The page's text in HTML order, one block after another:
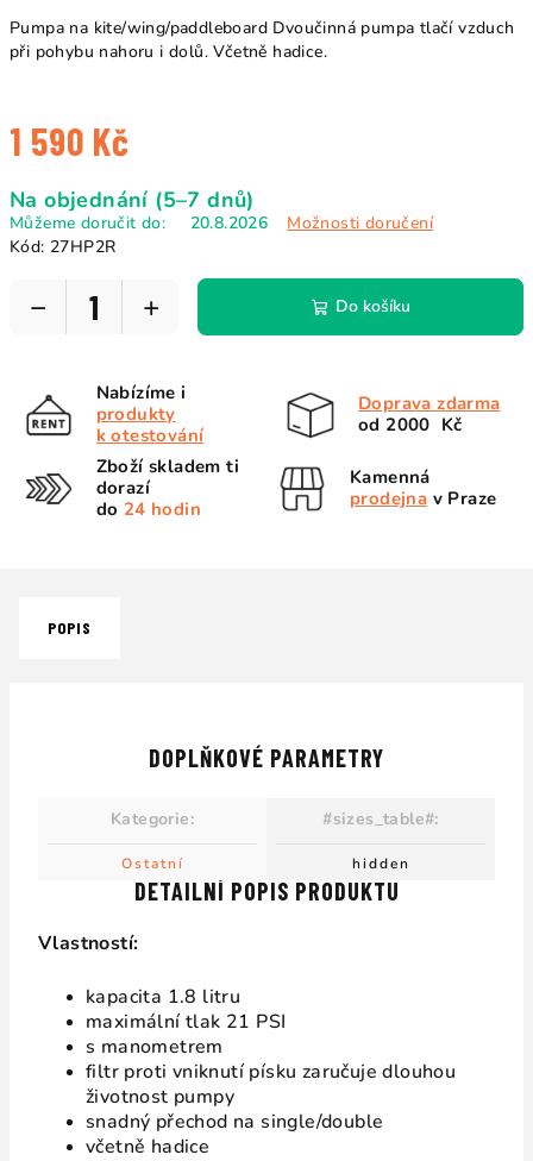
Pumpa na kite/wing/paddleboard Dvoučinná pumpa tlačí vzduch
při pohybu nahoru i dolů. Včetně hadice.
1 590 Kč
cena:
Na objednání (5–7 dnů)
Můžeme doručit do: 20.8.2026
Možnosti doručení
Kód: 27HP2R
+
− Do košíku
Nabízíme i
produkty
k otestování
Doprava zdarma
od 2000 Kč
Zboží skladem ti
dorazí
do 24 hodin
Kamenná
prodejna v Praze
POPIS
DETAILNÍ POPIS PRODUKTU
Vlastností:
kapacita 1.8 litru
maximální tlak 21 PSI
s manometrem
filtr proti vniknutí písku zaručuje dlouhou
životnost pumpy
snadný přechod na single/double
včetně hadice
DOPLŇKOVÉ PARAMETRY
Kategorie:
Ostatní
#sizes_table#:
hidden